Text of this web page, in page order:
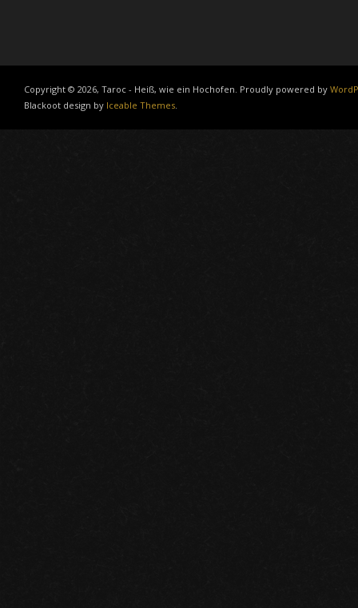
Copyright © 2026, Taroc - Heiß, wie ein Hochofen. Proudly powered by
Blackoot design by Iceable Themes